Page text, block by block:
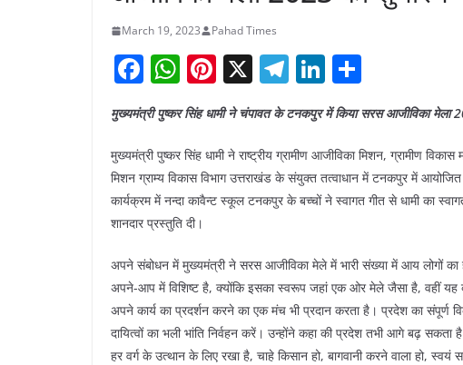
March 19, 2023 Pahad Times
F
a
c
e
b
o
o
k
W
h
at
s
A
p
Pi
nt
er
e
st
X T
e
gr
a
m
Li
n
k
e
dI
n
ar
e
मुख्यमंत्री पुष्कर सिंह धामी ने चंपावत के टनकपुर में किया सरस आजीविका मेला
मुख्यमंत्री पुष्कर सिंह धामी ने राष्ट्रीय ग्रामीण आजीविका मिशन, ग्रामीण
मिशन ग्राम्य विकास विभाग उत्तराखंड के संयुक्त तत्वाधान में टनकपुर में
कार्यक्रम में नन्दा कावैन्ट स्कूल टनकपुर के बच्चों ने स्वागत गीत से धामी का
शानदार प्रस्तुति दी।
अपने संबोधन में मुख्यमंत्री ने सरस आजीविका मेले में भारी संख्या में आय लोगों का
अपने-आप में विशिष्ट है, क्योंकि इसका स्वरूप जहां एक ओर मेले जैसा है, वहीं यह
अपने कार्य का प्रदर्शन करने का एक मंच भी प्रदान करता है। प्रदेश का
दायित्वों का भली भांति निर्वहन करें। उन्होंने कहा की प्रदेश तभी आगे बढ़
हर वर्ग के उत्थान के लिए रखा है, चाहे किसान हो, बागवानी करने वाला हो, स्वयं